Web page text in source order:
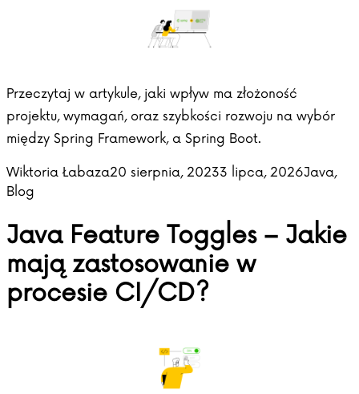
Przeczytaj w artykule, jaki wpływ ma złożoność
projektu, wymagań, oraz szybkości rozwoju na wybór
między Spring Framework, a Spring Boot.
Posted by
Wiktoria Łabaza20 sierpnia, 20233 lipca, 2026Posted in
Java,
Blog
Java Feature Toggles – Jakie
mają zastosowanie w
procesie CI/CD?